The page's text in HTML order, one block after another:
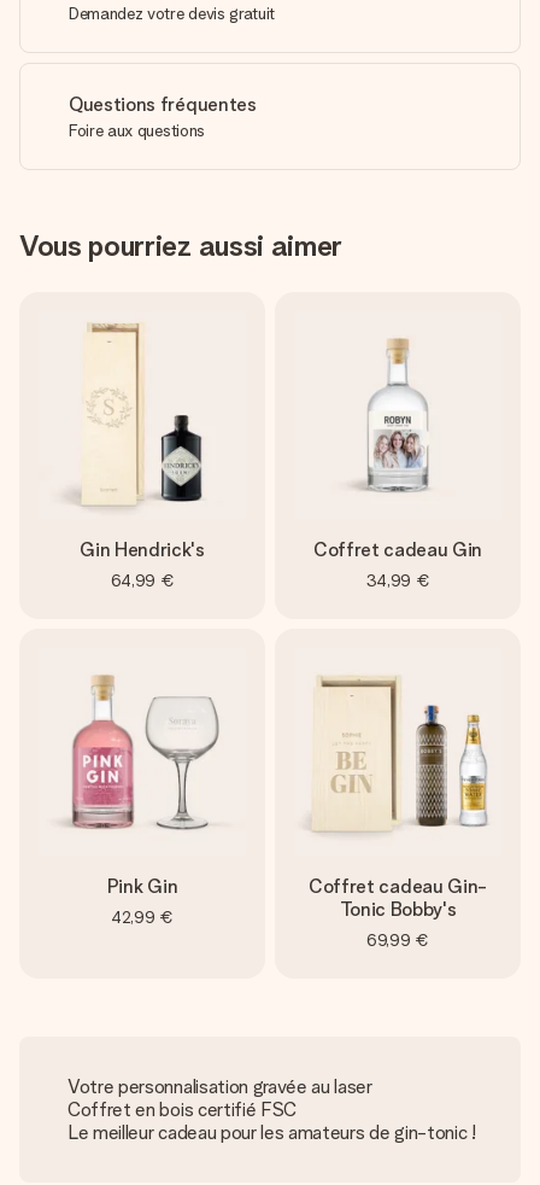
Demandez votre devis gratuit
Questions fréquentes
Foire aux questions
Vous pourriez aussi aimer
Gin Hendrick's
64,99 €
Coffret cadeau Gin
34,99 €
Pink Gin
42,99 €
Coffret cadeau Gin-
Tonic Bobby's
69,99 €
Votre personnalisation gravée au laser
Coffret en bois certifié FSC
Le meilleur cadeau pour les amateurs de gin-tonic !